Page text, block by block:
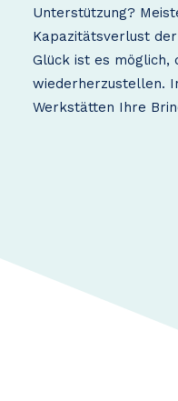
Unterstützung?
Kapazitätsverlust
Glück ist es möglich,
wiederherzustellen.
Werkstätten Ihre